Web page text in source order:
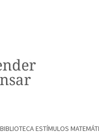
BIBLIOTECA ESTÍMULOS